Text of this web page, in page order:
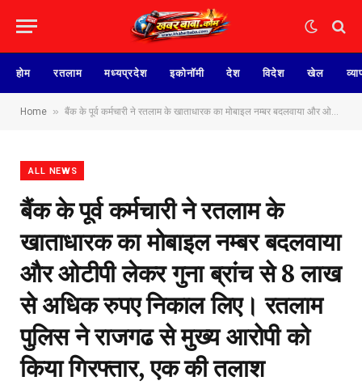
होम रतलाम मध्यप्रदेश इकोनॉमी देश विदेश खेल
Home » बैंक के पूर्व कर्मचारी ने रतलाम के खाताधारक का मोबाइल नम्बर बदलवाया और ओटीपी लेकर गुना ब्रांच से 8 लाख से अधिक रुपए निकाल लिए। रतलाम पुलिस ने राजगढ से मुख्य आरोपी को किया गिरफ्तार, एक की तलाश
ALL NEWS
बैंक के पूर्व कर्मचारी ने रतलाम के
खाताधारक का मोबाइल नम्बर बदलवाया
और ओटीपी लेकर गुना ब्रांच से 8 लाख
से अधिक रुपए निकाल लिए। रतलाम
पुलिस ने राजगढ से मुख्य आरोपी को
किया गिरफ्तार, एक की तलाश